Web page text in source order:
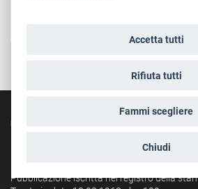
Ufficio Stampa della Giunta provinciale
Piazza Dante, 15 - 38122 Trento (IT)
Pubblicazione iscritta nel registro della
Accetta tutti
Rifiuta tutti
Fammi scegliere
Chiudi